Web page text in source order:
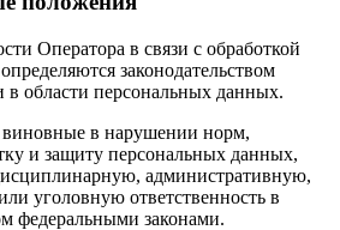
Оператора в связи с обработкой
законодательством
области персональных данных.
в нарушении норм,
и защиту персональных данных,
административную,
уголовную ответственность в
федеральными законами.